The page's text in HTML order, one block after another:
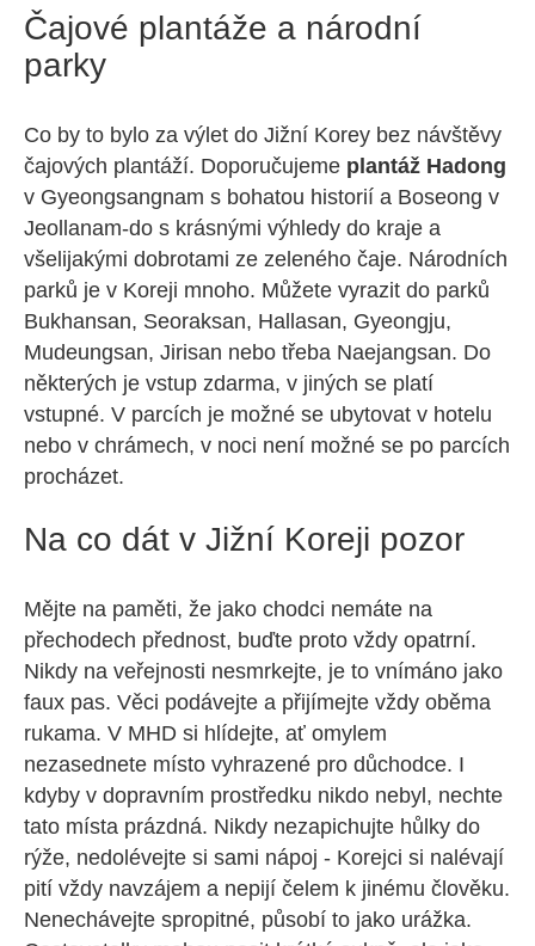
Čajové plantáže a národní
parky
Co by to bylo za výlet do Jižní Korey bez návštěvy
čajových plantáží. Doporučujeme plantáž Hadong
v Gyeongsangnam s bohatou historií a Boseong v
Jeollanam-do s krásnými výhledy do kraje a
všelijakými dobrotami ze zeleného čaje. Národních
parků je v Koreji mnoho. Můžete vyrazit do parků
Bukhansan, Seoraksan, Hallasan, Gyeongju,
Mudeungsan, Jirisan nebo třeba Naejangsan. Do
některých je vstup zdarma, v jiných se platí
vstupné. V parcích je možné se ubytovat v hotelu
nebo v chrámech, v noci není možné se po parcích
procházet.
Na co dát v Jižní Koreji pozor
Mějte na paměti, že jako chodci nemáte na
přechodech přednost, buďte proto vždy opatrní.
Nikdy na veřejnosti nesmrkejte, je to vnímáno jako
faux pas. Věci podávejte a přijímejte vždy oběma
rukama. V MHD si hlídejte, ať omylem
nezasednete místo vyhrazené pro důchodce. I
kdyby v dopravním prostředku nikdo nebyl, nechte
tato místa prázdná. Nikdy nezapichujte hůlky do
rýže, nedolévejte si sami nápoj - Korejci si nalévají
pití vždy navzájem a nepijí čelem k jinému člověku.
Nenechávejte spropitné, působí to jako urážka.